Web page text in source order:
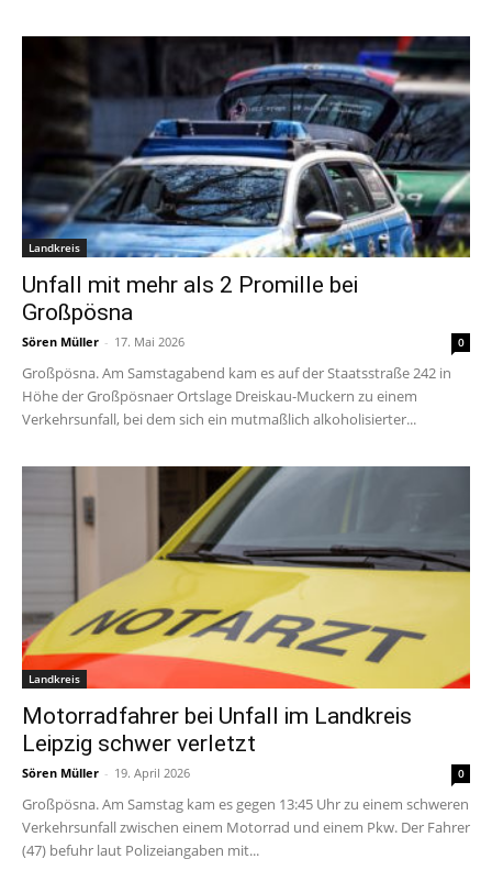
Landkreis
Unfall mit mehr als 2 Promille bei
Großpösna
Sören Müller - 17. Mai 2026 0
Großpösna. Am Samstagabend kam es auf der Staatsstraße 242 in
Höhe der Großpösnaer Ortslage Dreiskau-Muckern zu einem
Verkehrsunfall, bei dem sich ein mutmaßlich alkoholisierter...
Landkreis
Motorradfahrer bei Unfall im Landkreis
Leipzig schwer verletzt
Sören Müller - 19. April 2026 0
Großpösna. Am Samstag kam es gegen 13:45 Uhr zu einem schweren
Verkehrsunfall zwischen einem Motorrad und einem Pkw. Der Fahrer
(47) befuhr laut Polizeiangaben mit...